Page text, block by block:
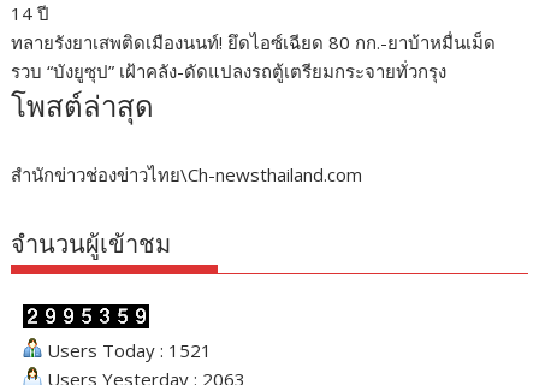
14 ปี
ทลายรังยาเสพติดเมืองนนท์! ยึดไอซ์เฉียด 80 กก.-ยาบ้าหมื่นเม็ด
รวบ “บังยูซุป” เฝ้าคลัง-ดัดแปลงรถตู้เตรียมกระจายทั่วกรุง
โพสต์ล่าสุด
สำนักข่าวช่องข่าวไทย\Ch-newsthailand.com
จำนวนผู้เข้าชม
Users Today : 1521
Users Yesterday : 2063